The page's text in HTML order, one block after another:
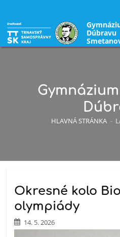
Dúbravu
01
HLAVNÁ STRÁNKA -
Okresné kolo
olympiády
14. 5. 2026